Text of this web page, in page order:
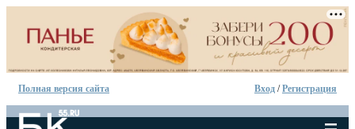
Полная версия сайта Вход /Регистрация